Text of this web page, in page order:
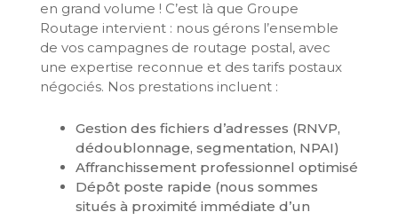
en grand volume ! C’est là que Groupe
Routage intervient : nous gérons l’ensemble
de vos campagnes de routage postal, avec
une expertise reconnue et des tarifs postaux
négociés. Nos prestations incluent :
Gestion des fichiers d’adresses (RNVP,
dédoublonnage, segmentation, NPAI)
Affranchissement professionnel optimisé
Dépôt poste rapide (nous sommes
situés à proximité immédiate d’un